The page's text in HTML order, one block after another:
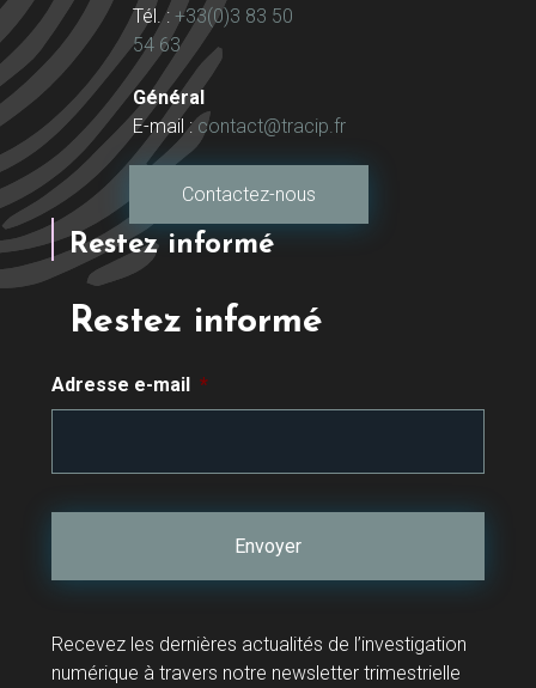
Tél. : +33(0)3 83 50
54 63
Général
E-mail :contact@tracip.fr
Contactez-nous
Restez informé
Restez informé
Adresse e-mail *
Recevez les dernières actualités de l’investigation
numérique à travers notre newsletter trimestrielle